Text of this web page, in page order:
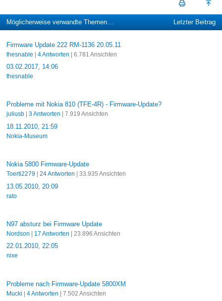
Möglicherweise verwandte Themen… Letzter Beitrag
Firmware Update 222 RM-1136 20.05.11
thesnable 4 Antworten | 6.781 Ansichten
03.02.2017, 14:06
thesnable
Probleme mit Nokia 810 (TFE-4R) - Firmware-Update?
juliusb| 3 Antworten | 7.919 Ansichten
18.11.2010, 21:59
Nokia-Museum
Nokia 5800 Firmware-Update
Toerti2279| 24 Antworten | 33.935 Ansichten
13.05.2010, 20:09
rato
N97 absturz bei Firmware Update
Nordson 17 Antworten | 23.896 Ansichten
22.01.2010, 22:05
nixe
Probleme nach Firmware-Update 5800XM
Mucki 4 Antworten | 7.502 Ansichten